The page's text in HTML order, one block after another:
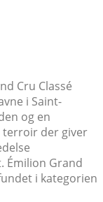
Cru Classé
i Saint-
og en
terroir der giver
Émilion Grand
i kategorien